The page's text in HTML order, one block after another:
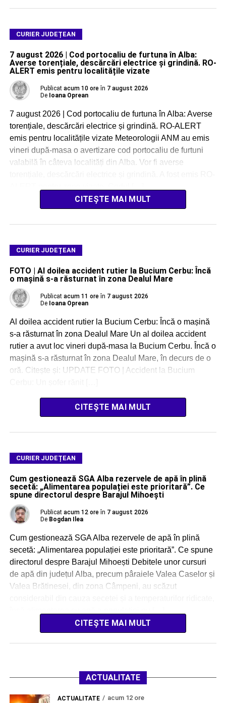
CURIER JUDEȚEAN
7 august 2026 | Cod portocaliu de furtuna în Alba:
Averse torențiale, descărcări electrice și grindină. RO-
ALERT emis pentru localitățile vizate
Publicat acum 10 ore în 7 august 2026
De Ioana Oprean
7 august 2026 | Cod portocaliu de furtuna în Alba: Averse
torențiale, descărcări electrice și grindină. RO-ALERT
emis pentru localitățile vizate Meteorologii ANM au emis
vineri după-masa o avertizare cod portocaliu de furtuni
valabilă în câteva localități din Alba. Vor fi averse
CITEȘTE MAI MULT
CURIER JUDEȚEAN
FOTO | Al doilea accident rutier la Bucium Cerbu: Încă
o mașină s-a răsturnat în zona Dealul Mare
Publicat acum 11 ore în 7 august 2026
De Ioana Oprean
Al doilea accident rutier la Bucium Cerbu: Încă o mașină
s-a răsturnat în zona Dealul Mare Un al doilea accident
rutier a avut loc vineri după-masa la Bucium Cerbu. Încă o
mașină s-a răsturnat în zona Dealul Mare, în decurs de o
oră. Citește și: UPDATE FOTO | Accident la Bucium
CITEȘTE MAI MULT
CURIER JUDEȚEAN
Cum gestionează SGA Alba rezervele de apă în plină
secetă: „Alimentarea populației este prioritară”. Ce
spune directorul despre Barajul Mihoești
Publicat acum 12 ore în 7 august 2026
De Bogdan Ilea
Cum gestionează SGA Alba rezervele de apă în plină
secetă: „Alimentarea populației este prioritară”. Ce spune
directorul despre Barajul Mihoești Debitele unor cursuri
de apă din județul Alba, precum pâraiele Valea Caselor și
Valea Brătinesei, din zona Câmpeni, au scăzut
CITEȘTE MAI MULT
ACTUALITATE
ACTUALITATE acum 12 ore